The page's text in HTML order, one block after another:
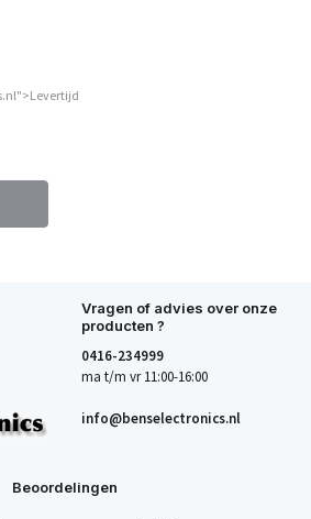
Vragen of advies over onze
producten ?
0416-234999
ma t/m vr 11:00-16:00
info@benselectronics.nl
Beoordelingen